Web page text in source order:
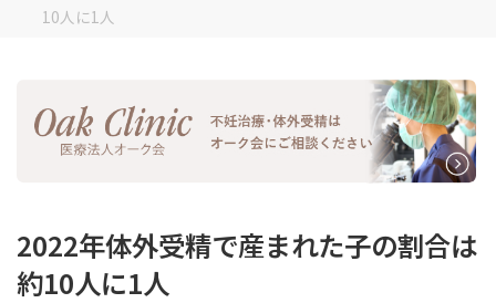
ー
10人に1人
2022年体外受精で産まれた子の割合は
約10人に1人